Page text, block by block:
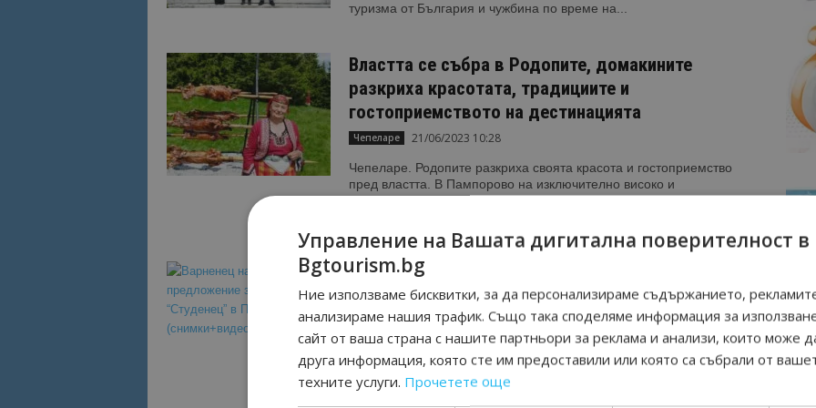
туризма от България и чужбина по време на...
Властта се събра в Родопите, домакините
разкриха красотата, традициите и
гостоприемството на дестинацията
Чепеларе 21/06/2023 10:28
Чепеларе. Родопите разкриха своята красота и гостоприемство
пред властта. В Пампорово на изключително високо и
професионално ниво се проведе заключителната конференция
Варненец направи предложение за брак на плац
“Студенец” в Пампорово (снимки+видео)
Чепеларе 30/01/2022 20:43
Пампорово. Варненец недочака Деня на влюбените - 14
февруари, за да отправи предложение за брак на своята любима,
но избра едно от най-красивите места...
Управление на Вашата дигитална поверителност в
Bgtourism.bg
Ние използваме бисквитки, за да персонализираме съдържанието,
анализираме нашия трафик. Също така споделяме информация за
сайт от ваша страна с нашите партньори за реклама и анализи, които може
друга информация, която сте им предоставили или която са събрали от
техните услуги. Прочетете още